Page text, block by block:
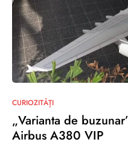
CURIOZITĂȚI
„Varianta de
Airbus A380 VIP